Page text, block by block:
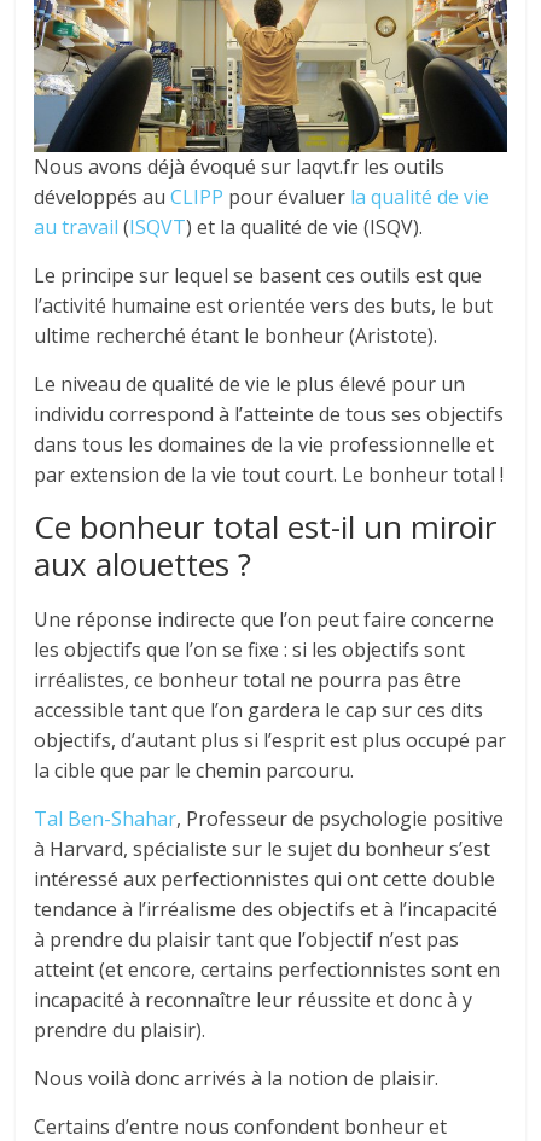
Nous avons déjà évoqué sur laqvt.fr les outils
développés auCLIPP pour évaluer la qualité de vie
au travail (ISQVT) et la qualité de vie (ISQV).
Le principe sur lequel se basent ces outils est que
l’activité humaine est orientée vers des buts, le but
ultime recherché étant le bonheur (Aristote).
Le niveau de qualité de vie le plus élevé pour un
individu correspond à l’atteinte de tous ses objectifs
dans tous les domaines de la vie professionnelle et
par extension de la vie tout court. Le bonheur total !
Ce bonheur total est-il un miroir
aux alouettes ?
Une réponse indirecte que l’on peut faire concerne
les objectifs que l’on se fixe : si les objectifs sont
irréalistes, ce bonheur total ne pourra pas être
accessible tant que l’on gardera le cap sur ces dits
objectifs, d’autant plus si l’esprit est plus occupé par
la cible que par le chemin parcouru.
Tal Ben-Shahar, Professeur de psychologie positive
à Harvard, spécialiste sur le sujet du bonheur s’est
intéressé aux perfectionnistes qui ont cette double
tendance à l’irréalisme des objectifs et à l’incapacité
à prendre du plaisir tant que l’objectif n’est pas
atteint (et encore, certains perfectionnistes sont en
incapacité à reconnaître leur réussite et donc à y
prendre du plaisir).
Nous voilà donc arrivés à la notion de plaisir.
Certains d’entre nous confondent bonheur et